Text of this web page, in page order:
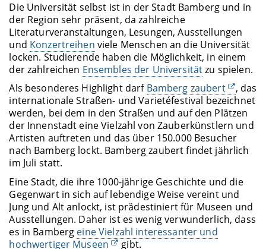
Die Universität selbst ist in der Stadt Bamberg und in
der Region sehr präsent, da zahlreiche
Literaturveranstaltungen, Lesungen, Ausstellungen
und Konzertreihen viele Menschen an die Universität
locken. Studierende haben die Möglichkeit, in einem
der zahlreichen Ensembles der Universitätzu spielen.
Als besonderes Highlight darf Bamberg zaubert
, das
internationale Straßen- und Varietéfestival bezeichnet
werden, bei dem in den Straßen und auf den Plätzen
der Innenstadt eine Vielzahl von Zauberkünstlern und
Artisten auftreten und das über 150.000 Besucher
nach Bamberg lockt. Bamberg zaubert findet jährlich
im Juli statt.
Eine Stadt, die ihre 1000-jährige Geschichte und die
Gegenwart in sich auf lebendige Weise vereint und
Jung und Alt anlockt, ist prädestiniert für Museen und
Ausstellungen. Daher ist es wenig verwunderlich, dass
es in Bamberg eine Vielzahl interessanter und
hochwertiger Museen
gibt.